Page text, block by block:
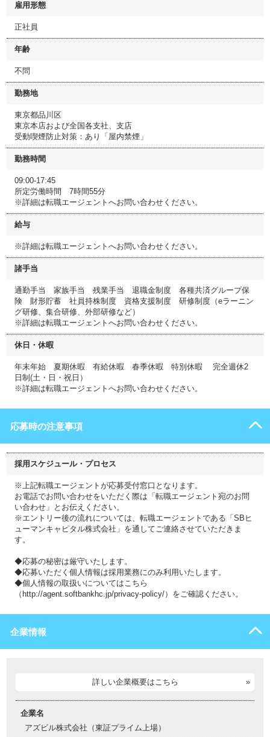
雇用形態
正社員
年齢
不問
勤務地
東京都品川区
東京本店および全国各支社、支店
受動喫煙防止対策：あり「屋内禁煙」
勤務時間
09:00-17:45
所定労働時間 7時間55分
※詳細は転職エージェントへお問い合わせください。
給与
※詳細は転職エージェントへお問い合わせください。
諸手当
通勤手当 家族手当 残業手当 退職金制度 各種共済グループ保
険 財形貯蓄 社員持株制度 資格支援制度 研修制度（eラーニン
グ研修、集合研修、外部研修など）
※詳細は転職エージェントへお問い合わせください。
休日・休暇
年末年始 夏期休暇 有給休暇 春季休暇 特別休暇 完全週休2
日制(土・日・祝日）
※詳細は転職エージェントへお問い合わせください。
応募時の注意事項
採用スケジュール・プロセス
※上記転職エージェントが応募受付窓口となります。
お電話でお問い合わせをいただく際は「転職エージェント宛のお問
い合わせ」とお伝えください。
※エントリー後の流れについては、転職エージェントである「SBヒ
ューマンキャピタル株式会社」を通してご連絡させていただきま
す。
◆応募の秘密は厳守いたします。
◆応募いただく個人情報は採用業務にのみ利用いたします。
◆個人情報の取扱いについてはこちら
（http://agent.softbankhc.jp/privacy-policy/）をご確認ください。
企業情報
詳しい企業概要はこちら
企業名
アズビル株式会社（東証プライム上場）